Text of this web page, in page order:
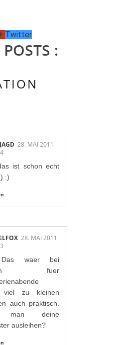
Twitter
:
28. MAI 2011
ist schon echt
:)
28. MAI 2011
waer bei
fuer
viel zu kleinen
auch praktisch.
man deine
ausleihen?